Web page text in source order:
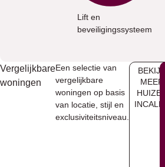
Lift en
beveiligingssysteem
Vergelijkbare
woningen
Een selectie van
vergelijkbare
woningen op basis
van locatie, stijl en
exclusiviteitsniveau.
BEKIJK
MEER
HUIZEN
INCALPE